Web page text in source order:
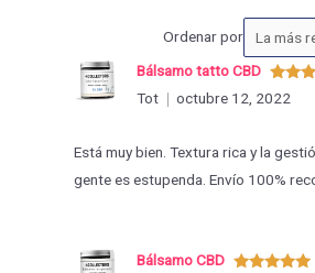
Ordenar porOrdenar
las
con
Bálsamo tatto CBD
Tot
octubre 12, 2022
Está muy bien. Textura rica y la
gente es estupenda. Envío 100%
Bálsamo CBD